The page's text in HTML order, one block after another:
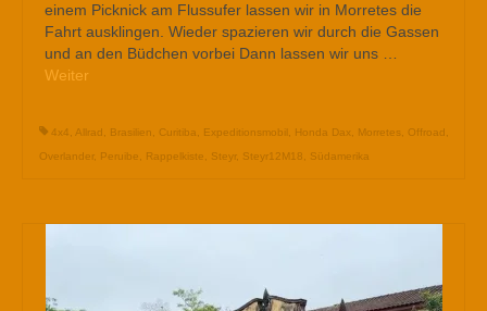
einem Picknick am Flussufer lassen wir in Morretes die
Fahrt ausklingen. Wieder spazieren wir durch die Gassen
und an den Büdchen vorbei Dann lassen wir uns …
Weiter
4x4 Allrad Brasilien Curitiba Expeditionsmobil Honda Dax Morretes Offroad
Overlander, Peruibe Rappelkiste Steyr, Steyr12M18 Südamerika